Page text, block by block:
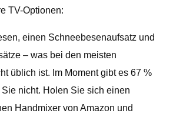
TV-Optionen:
einen Schneebesenaufsatz und
– was bei den meisten
üblich ist. Im Moment gibt es 67 %
nicht. Holen Sie sich einen
Handmixer von Amazon und